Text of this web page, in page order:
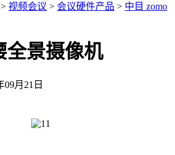
> 视频会议 > 会议硬件产品 > 中目 zomo
全景摄像机
09月21日